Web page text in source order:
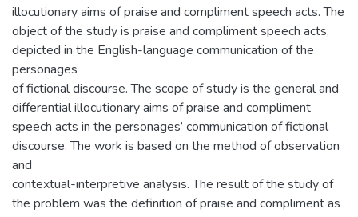
illocutionary aims of praise and compliment speech acts. The
object of the study is praise and compliment speech acts,
depicted in the English-language communication of the
personages
of fictional discourse. The scope of study is the general and
differential illocutionary aims of praise and compliment
speech acts in the personages’ communication of fictional
discourse. The work is based on the method of observation
and
contextual-interpretive analysis. The result of the study of
the problem was the definition of praise and compliment as